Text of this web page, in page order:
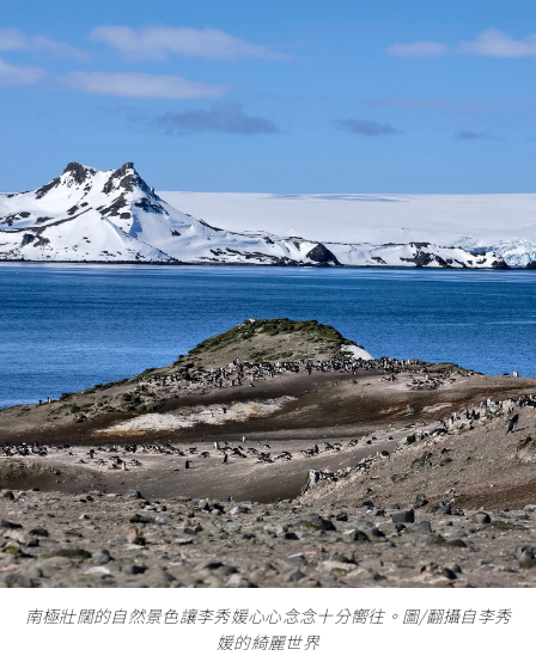
南極壯闊的自然景色讓李秀媛心心念念十分嚮往。圖/翻攝自李秀
媛的綺麗世界